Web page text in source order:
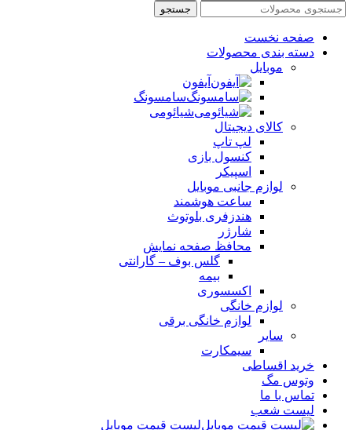
جستجو
صفحه نخست
دسته بندی محصولات
موبایل
آیفون
سامسونگ
شیائومی
کالای دیجیتال
لپ تاپ
کنسول بازی
اسپیکر
لوازم جانبی موبایل
ساعت هوشمند
هندزفری بلوتوث
شارژر
محافظ صفحه نمایش
گلس بوف – گارانتی
بیمه
اکسسوری
لوازم خانگی
لوازم خانگی برقی
سایر
سیمکارت
خرید اقساطی
وتوس مگ
تماس با ما
لیست شعب
لیست قیمت موبایل